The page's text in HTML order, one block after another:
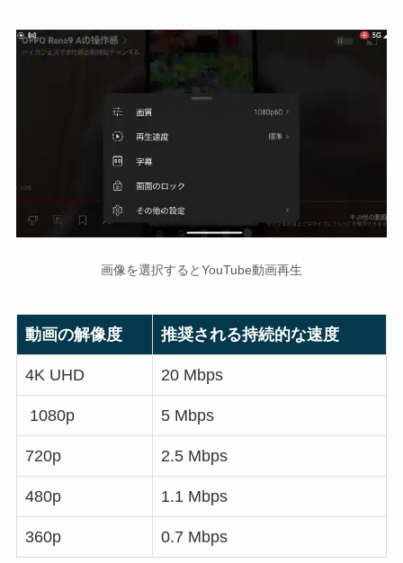
画像を選択するとYouTube動画再生
動画の解像度 推奨される持続的な速度
4K UHD 20 Mbps
1080p 5 Mbps
720p 2.5 Mbps
480p 1.1 Mbps
360p 0.7 Mbps